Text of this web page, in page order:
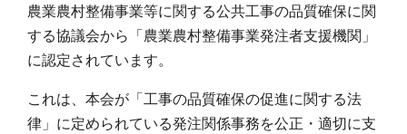
農業農村整備事業等に関する公共工事の品質確保に関
する協議会から「農業農村整備事業発注者支援機関」
に認定されています。
これは、本会が「工事の品質確保の促進に関する法
律」に定められている発注関係事務を公正・適切に支